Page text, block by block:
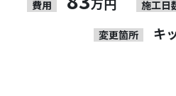
費用 万円 施工日
変更箇所 キ